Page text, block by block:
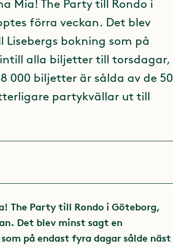
Mia! The Party till Rondo i
förra veckan. Det blev
bokning som på
alla biljetter till torsdagar,
000 biljetter är sålda av de 50
partykvällar ut till
The Party till Rondo i Göteborg,
Det blev minst sagt en
på endast fyra dagar sålde näst